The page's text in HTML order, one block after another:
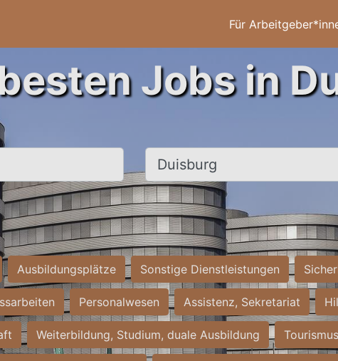
Für
Jobs in
Ort, Stadt
Ausbildungsplätze Sonstige Dienstleistungen
Personalwesen Assistenz, Sekretariat
Weiterbildung, Studium, duale Ausbildung Tourismus